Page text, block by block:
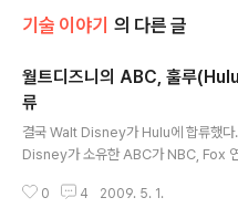
기술 이야기 의 다른 글
월트디즈니의 ABC, 훌루(Hulu.com)에 합
류
결국 Walt Disney가 Hulu에 합류했다.
Disney가 소유한 ABC가 NBC, Fox
03/30 - [기술 & 트렌드] - ABC와
0 4 2009. 5. 1.